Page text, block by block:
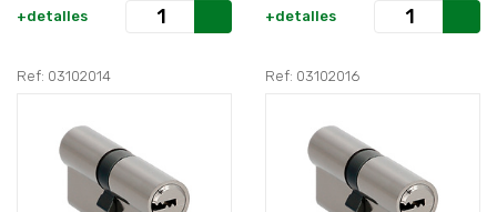
+detalles +detalles
Ref: 03102014 Ref: 03102016